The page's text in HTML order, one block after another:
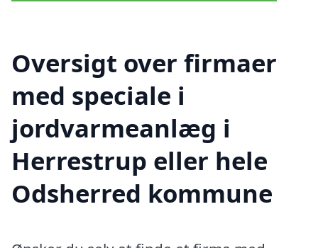
Oversigt over firmaer
med speciale i
jordvarmeanlæg i
Herrestrup eller hele
Odsherred kommune